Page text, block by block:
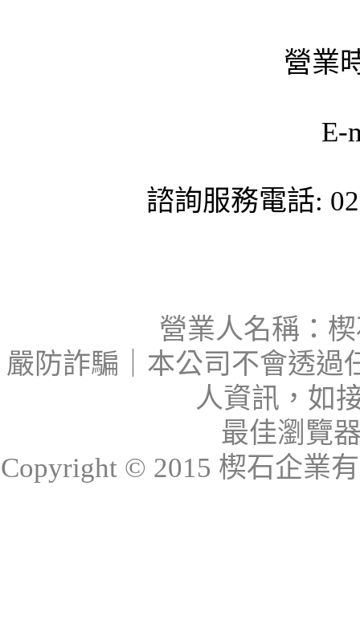
營業
E-
諮詢服務電話:
營業人名稱：
嚴防詐騙｜本公司不會透過
人資訊，如
最佳瀏覽
Copyright © 2015 楔石企業